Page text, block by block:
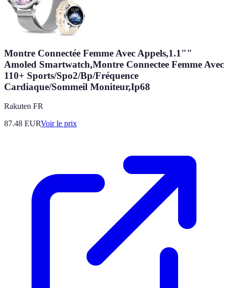
Montre Connectée Femme Avec Appels,1.1""
Amoled Smartwatch,Montre Connectee Femme Avec
110+ Sports/Spo2/Bp/Fréquence
Cardiaque/Sommeil Moniteur,Ip68
Rakuten FR
87.48 EURVoir le prix